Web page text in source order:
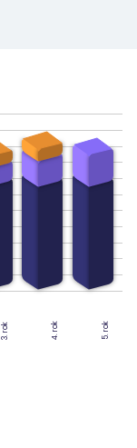
3. rok 4. rok 5. rok